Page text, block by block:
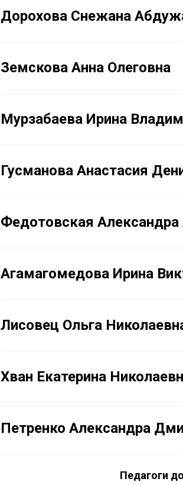
Дорохова Снежана
Земскова Анна Олеговна
Мурзабаева Ирина
Гусманова Анастасия
Федотовская Александра
Агамагомедова Ирина
Лисовец Ольга
Хван Екатерина
Петренко Александра
Педагоги